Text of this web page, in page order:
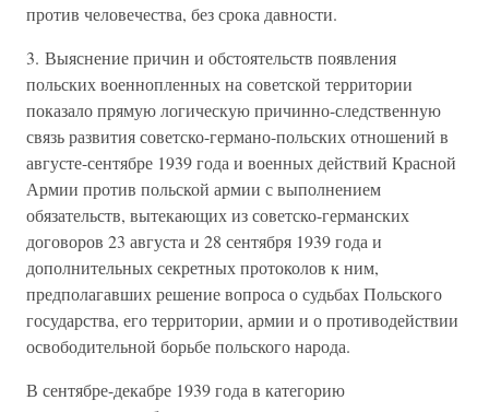
против человечества, без срока давности.
3. Выяснение причин и обстоятельств появления
польских военнопленных на советской территории
показало прямую логическую причинно-следственную
связь развития советско-германо-польских отношений в
августе-сентябре 1939 года и военных действий Красной
Армии против польской армии с выполнением
обязательств, вытекающих из советско-германских
договоров 23 августа и 28 сентября 1939 года и
дополнительных секретных протоколов к ним,
предполагавших решение вопроса о судьбах Польского
государства, его территории, армии и о противодействии
освободительной борьбе польского народа.
В сентябре-декабре 1939 года в категорию